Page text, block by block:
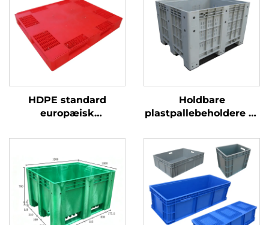
HDPE standard
europæisk
1000 mm, 1210, bruges
transport i
ølflaskefabrikker.
Holdbare
plastpallebeholdere til
opbevaring